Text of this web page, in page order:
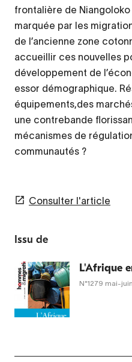
frontalière de Niangoloko
marquée par les
de l’ancienne zone
accueillir ces nouvelles
développement de
essor démographique.
équipements,des
une contrebande
mécanismes de
communautés ?
Consulter l'article
Issu de
L'Afrique
N°1279 mai-